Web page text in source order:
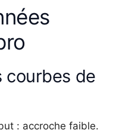
courbes de
: accroche faible.